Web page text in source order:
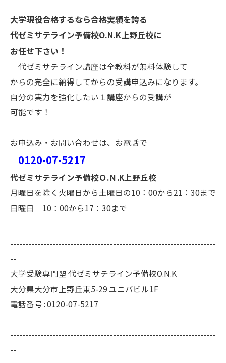
大学現役合格するなら合格実績を誇る
代ゼミサテライン予備校O.N.K上野丘校に
お任せ下さい！
代ゼミサテライン講座は全教科が無料体験して
からの完全に納得してからの受講申込みになります。
自分の実力を強化したい１講座からの受講が
可能です！
お申込み・お問い合わせは、お電話で
0120-07-5217
代ゼミサテライン予備校Ｏ.Ｎ.K上野丘校
月曜日を除く火曜日から土曜日の10：00から21：30まで
日曜日 10：00から17：30まで
--------------------------------------------------------------------
--
大学受験専門塾 代ゼミサテライン予備校O.N.K
大分県大分市上野丘東5-29 ユニバビル1F
電話番号 : 0120-07-5217
--------------------------------------------------------------------
--